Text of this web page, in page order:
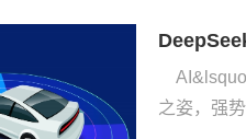
之姿，强